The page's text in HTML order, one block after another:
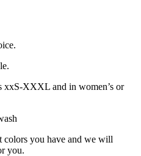
xxS-XXXL and in women’s or
colors you have and we will
you.